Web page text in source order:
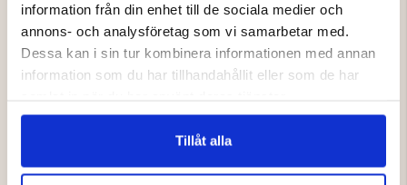
information från din enhet till de sociala medier och
annons- och analysföretag som vi samarbetar med.
Dessa kan i sin tur kombinera informationen med annan
information som du har tillhandahållit eller som de har
Tillåt alla
Längd: 274 cm
Bredd: 76 cm
Tjocklek: 10 cm
Vikt